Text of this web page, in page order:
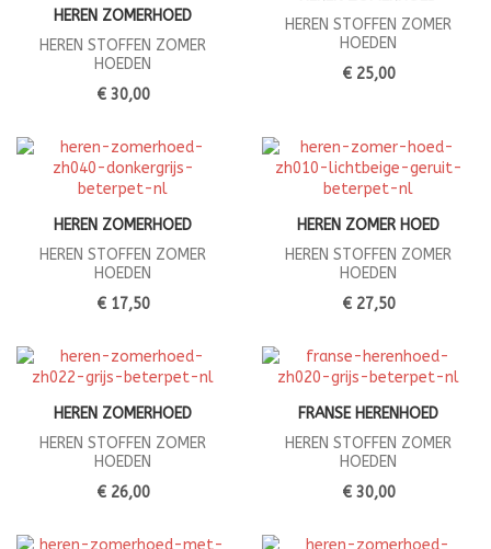
HEREN ZOMERHOED
HEREN STOFFEN ZOMER
HOEDEN
€ 30,00
HEREN STOFFEN ZOMER
HOEDEN
€ 25,00
HEREN ZOMERHOED
HEREN STOFFEN ZOMER
HOEDEN
€ 17,50
HEREN ZOMER HOED
HEREN STOFFEN ZOMER
HOEDEN
€ 27,50
HEREN ZOMERHOED
HEREN STOFFEN ZOMER
HOEDEN
€ 26,00
FRANSE HERENHOED
HEREN STOFFEN ZOMER
HOEDEN
€ 30,00